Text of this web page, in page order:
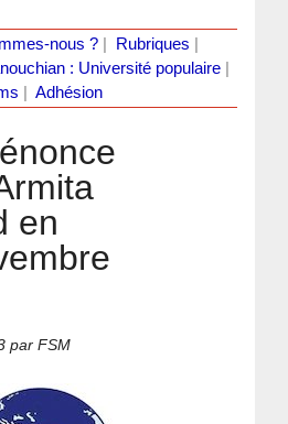
nous ?| Rubriques
: Université populaire
Adhésion
en
par FSM